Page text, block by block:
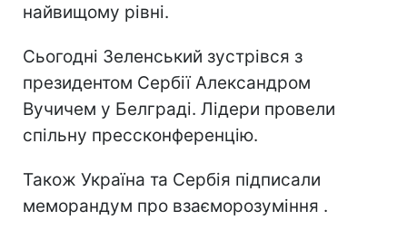
найвищому рівні.
Сьогодні Зеленський зустрівся з
президентом Сербії Александром
Вучичем у Белграді. Лідери провели
спільну прессконференцію.
Також Україна та Сербія підписали
меморандум про взаєморозуміння .